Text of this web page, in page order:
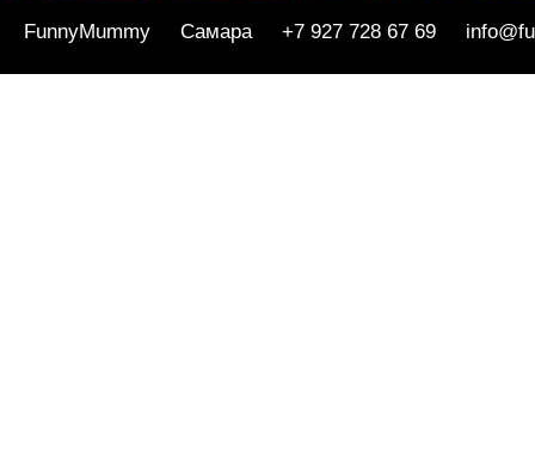
FunnyMummy Самара +7 927 728 67 69